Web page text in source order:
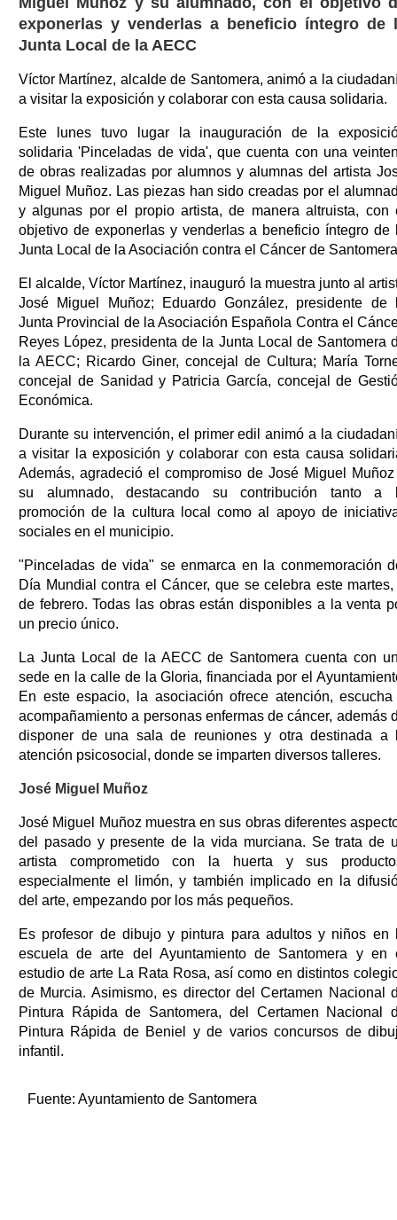
exponerlas y venderlas a beneficio íntegro de
Junta Local de la AECC
Víctor Martínez, alcalde de Santomera, animó a la
a visitar la exposición y colaborar con esta causa solidaria.
Este lunes tuvo lugar la inauguración de la
solidaria 'Pinceladas de vida', que cuenta con una
de obras realizadas por alumnos y alumnas del artista
Miguel Muñoz. Las piezas han sido creadas por el
y algunas por el propio artista, de manera altruista, con
objetivo de exponerlas y venderlas a beneficio íntegro de
Junta Local de la Asociación contra el Cáncer de
El alcalde, Víctor Martínez, inauguró la muestra junto al
José Miguel Muñoz; Eduardo González, presidente de
Junta Provincial de la Asociación Española Contra el
Reyes López, presidenta de la Junta Local de Santomera
la AECC; Ricardo Giner, concejal de Cultura; María
concejal de Sanidad y Patricia García, concejal de
Económica.
Durante su intervención, el primer edil animó a la
a visitar la exposición y colaborar con esta causa
Además, agradeció el compromiso de José Miguel
su alumnado, destacando su contribución tanto a
promoción de la cultura local como al apoyo de
sociales en el municipio.
"Pinceladas de vida" se enmarca en la conmemoración
Día Mundial contra el Cáncer, que se celebra este
de febrero. Todas las obras están disponibles a la venta
un precio único.
La Junta Local de la AECC de Santomera cuenta con
sede en la calle de la Gloria, financiada por el
En este espacio, la asociación ofrece atención,
acompañamiento a personas enfermas de cáncer, además
disponer de una sala de reuniones y otra destinada a
atención psicosocial, donde se imparten diversos talleres.
José Miguel Muñoz
José Miguel Muñoz muestra en sus obras diferentes
del pasado y presente de la vida murciana. Se trata de
artista comprometido con la huerta y sus
especialmente el limón, y también implicado en la
del arte, empezando por los más pequeños.
Es profesor de dibujo y pintura para adultos y niños en
escuela de arte del Ayuntamiento de Santomera y en
estudio de arte La Rata Rosa, así como en distintos
de Murcia. Asimismo, es director del Certamen Nacional
Pintura Rápida de Santomera, del Certamen Nacional
Pintura Rápida de Beniel y de varios concursos de
infantil.
Fuente: Ayuntamiento de Santomera